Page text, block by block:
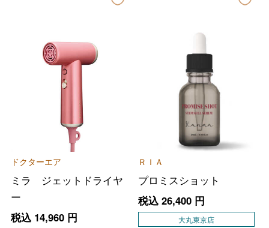
ドクターエア
ミラ ジェットドライヤ
ー
税込 14,960円
ＲＩＡ
プロミスショット
税込 26,400円
大丸東京店